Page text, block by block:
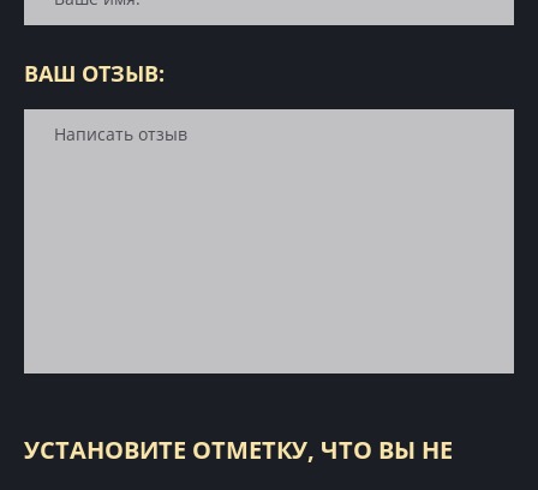
ВАШ ОТЗЫВ:
УСТАНОВИТЕ ОТМЕТКУ, ЧТО ВЫ НЕ